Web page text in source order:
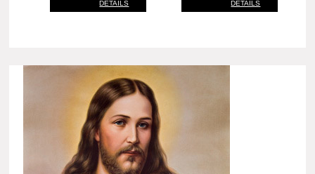
DETAILS DETAILS